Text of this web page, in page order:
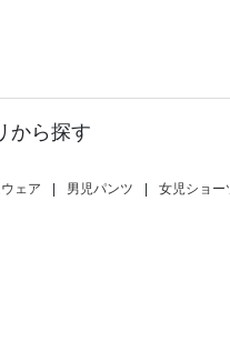
から探す
ェア 男児パンツ 女児ショー